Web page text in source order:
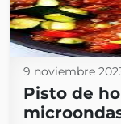
9 noviembre
Pisto de